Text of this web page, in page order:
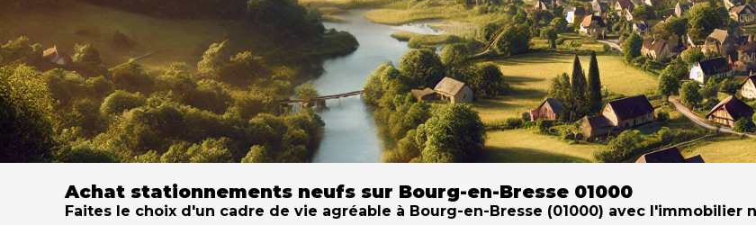
Achat stationnements neufs sur Bourg-en-Bresse 01000
Faites le choix d'un cadre de vie agréable à Bourg-en-Bresse (01000) avec l'immobilier